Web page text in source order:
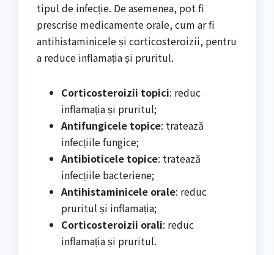
tipul de infecție. De asemenea, pot fi
prescrise medicamente orale, cum ar fi
antihistaminicele și corticosteroizii, pentru
a reduce inflamația și pruritul.
Corticosteroizii topici: reduc
inflamația și pruritul;
Antifungicele topice: tratează
infecțiile fungice;
Antibioticele topice: tratează
infecțiile bacteriene;
Antihistaminicele orale: reduc
pruritul și inflamația;
Corticosteroizii orali: reduc
inflamația și pruritul.